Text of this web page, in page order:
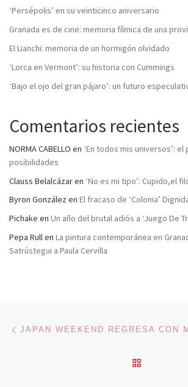
‘Persépolis’ en su veinticinco aniversario
Granada es de cine: memoria fílmica de una
El Lianchi: memoria de un hormigón olvidado
‘Lorca en Vermont’: su historia con Cummings
‘Bajo el ojo del gran pájaro’: un futuro
Comentarios recientes
NORMA CABELLO en ‘En todos mis universos’:
posibilidades
Clauss Belalcázaren ‘No es mi tipo’: Cupido,el
Byron González en El fracaso de ‘Colonia’
Pichake en Un año del brutal adiós a ‘Juego De
Pepa Rullen La pintura contemporánea en
Satrústegui a Paula Cervilla
Navegación de